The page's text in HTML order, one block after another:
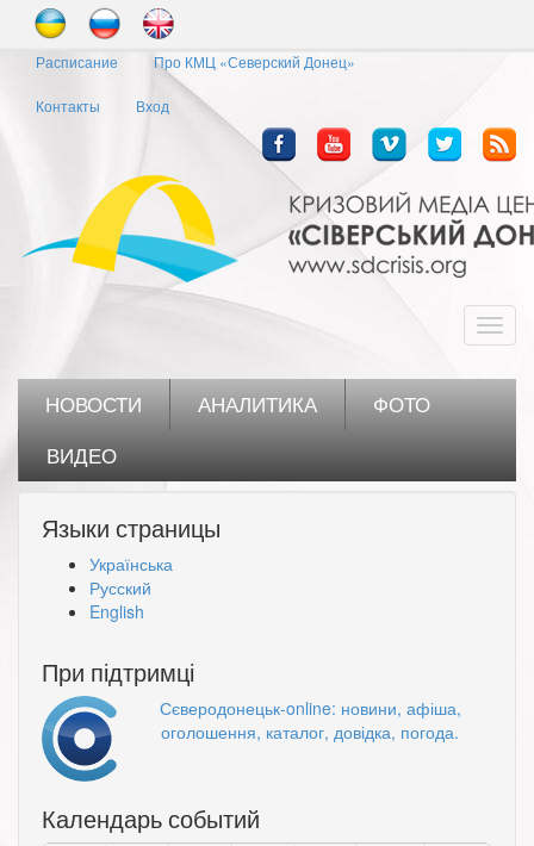
Перейти
основному
Расписание Про КМЦ «Северский Донец»
Контакты Вход
НОВОСТИ АНАЛИТИКА
ФОТО
ВИДЕО
Языки страницы
Українська
Русский
English
При підтримці
Сєверодонецьк-online: новини, афіша,
оголошення, каталог, довідка, погода.
Календарь событий